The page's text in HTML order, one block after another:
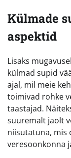
Külmade
aspektid
Lisaks
külmad supid
ajal, mil meie
toimivad rohke
taastajad.
suuremalt jaolt
niisutatuna, mis
veresoonkonna